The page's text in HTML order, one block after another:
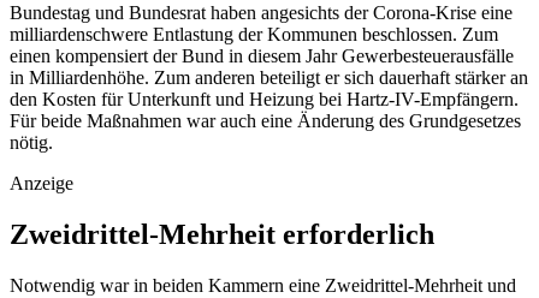
Bundestag und Bundesrat haben angesichts der Corona-Krise eine
milliardenschwere Entlastung der Kommunen beschlossen. Zum
einen kompensiert der Bund in diesem Jahr Gewerbesteuerausfälle
in Milliardenhöhe. Zum anderen beteiligt er sich dauerhaft stärker an
den Kosten für Unterkunft und Heizung bei Hartz-IV-Empfängern.
Für beide Maßnahmen war auch eine Änderung des Grundgesetzes
nötig.
Anzeige
Zweidrittel-Mehrheit erforderlich
Notwendig war in beiden Kammern eine Zweidrittel-Mehrheit und